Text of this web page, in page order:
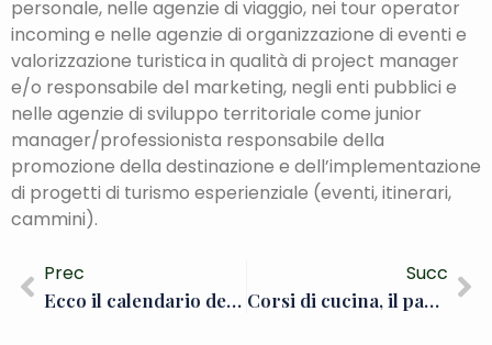
personale, nelle agenzie di viaggio, nei tour operator
incoming e nelle agenzie di organizzazione di eventi e
valorizzazione turistica in qualità di project manager
e/o responsabile del marketing, negli enti pubblici e
nelle agenzie di sviluppo territoriale come junior
manager/professionista responsabile della
promozione della destinazione e dell’implementazione
di progetti di turismo esperienziale (eventi, itinerari,
cammini).
Prec
Ecco il calendario degli eventi in programma ad Orvieto nel corso del 2026
Succ
Corsi di cucina, il panino degli antichi Etruschi e 14 tour operator che promuovono le aziende di Destinazione Orvieto in Italia e all’estero